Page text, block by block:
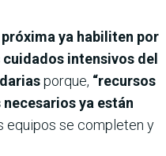
ya habiliten por
cuidados intensivos del
porque, “recursos
ya están
equipos se completen y